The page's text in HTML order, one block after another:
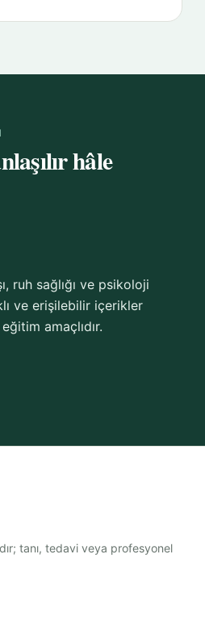
hâle
ruh sağlığı ve psikoloji
ve erişilebilir içerikler
amaçlıdır.
tanı, tedavi veya profesyonel